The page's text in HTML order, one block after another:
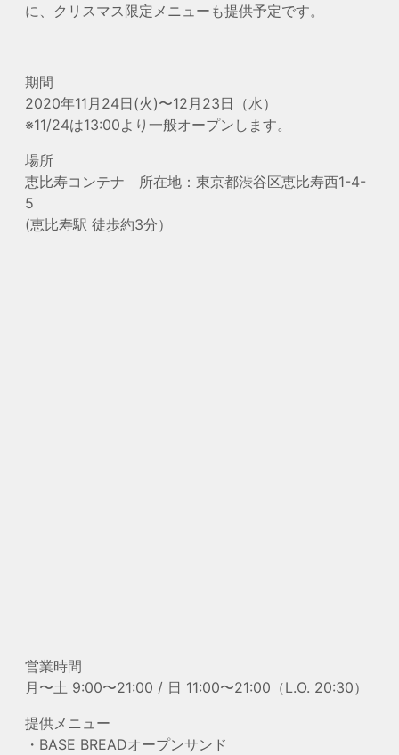
に、クリスマス限定メニューも提供予定です。
期間
2020年11月24日(火)〜12月23日（水）
※11/24は13:00より一般オープンします。
場所
恵比寿コンテナ 所在地：東京都渋谷区恵比寿西1-4-
5
(恵比寿駅 徒歩約3分）
営業時間
月〜土 9:00〜21:00 / 日 11:00〜21:00（L.O. 20:30）
提供メニュー
・BASE BREADオープンサンド